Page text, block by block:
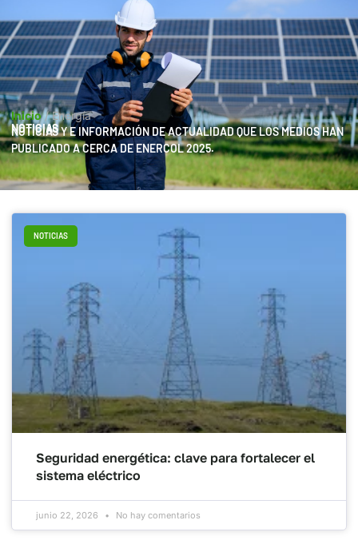
Inicio /Energía
NOTICIAS
NOTICIAS Y E INFORMACIÓN DE ACTUALIDAD QUE LOS MEDIOS HAN
PUBLICADO A CERCA DE ENERCOL 2025.
NOTICIAS
Seguridad energética: clave para fortalecer el
sistema eléctrico
junio 22, 2026 No hay comentarios